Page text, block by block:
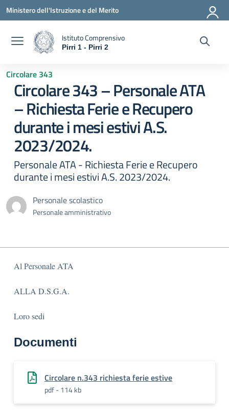
Ministero dell'Istruzione e del Merito
Istituto Comprensivo
Pirri 1 - Pirri 2
Circolare 343
Circolare 343 – Personale ATA
– Richiesta Ferie e Recupero
durante i mesi estivi A.S.
2023/2024.
Personale ATA - Richiesta Ferie e Recupero
durante i mesi estivi A.S. 2023/2024.
Personale scolastico
Personale amministrativo
Al Personale ATA
ALLA D.S.G.A.
Loro sedi
Documenti
Circolare n.343 richiesta ferie estive
pdf - 114 kb